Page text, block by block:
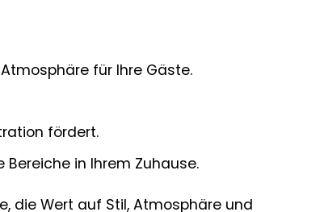
für Ihre Gäste.
fördert.
in Ihrem Zuhause.
die Wert auf Stil, Atmosphäre und